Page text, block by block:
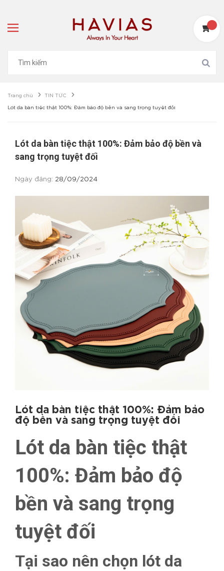
Trang chủ TIN TỨC
Lót da bàn tiệc thật 100%: Đảm bảo độ bền và sang trọng tuyệt đối
Lót da bàn tiệc thật 100%: Đảm bảo độ bền và
sang trọng tuyệt đối
Ngày đăng: 28/09/2024
Lót da bàn tiệc thật 100%: Đảm bảo
độ bền và sang trọng tuyệt đối
Lót da bàn tiệc thật
100%: Đảm bảo độ
bền và sang trọng
tuyệt đối
Tại sao nên chọn lót da